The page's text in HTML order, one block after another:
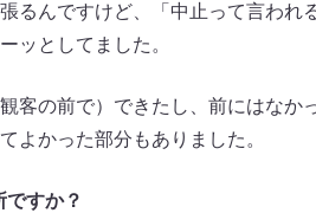
んですけど、「中止って言われ
ッとしてました。
の前で）できたし、前にはなか
よかった部分もありました。
すか？